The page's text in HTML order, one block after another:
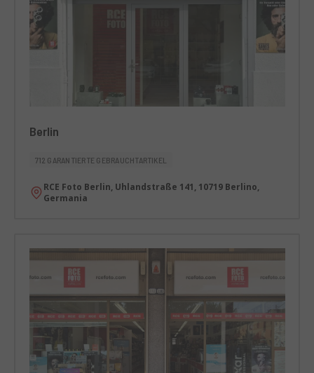
Berlin
712 GARANTIERTE GEBRAUCHTARTIKEL
RCE Foto Berlin, Uhlandstraße 141, 10719 Berlino,
Germania